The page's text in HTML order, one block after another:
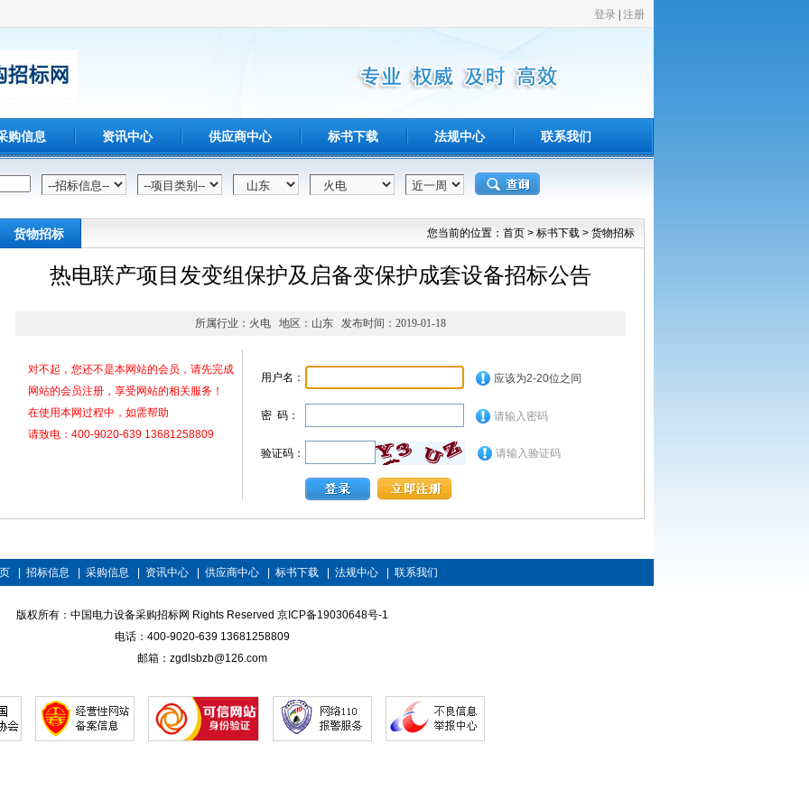
购信息 资讯中心 供应商中心 标书下载 法规中心 联系我们
您当前的位置： 首页 > 标书下载 > 货物招标
货物招标
热电联产项目发变组保护及启备变保护成套设备招标公告
所属行业：火电 地区：山东 发布时间：2019-01-18
对不起，您还不是本网站的会员，请先完成
网站的会员注册，享受网站的相关服务！
在使用本网过程中，如需帮助
请致电：400-9020-639 13681258809
用户名： 应该为2-20位之间
密 码： 请输入密码
验证码： 请输入验证码
招标信息 采购信息 资讯中心 供应商中心 标书下载 法规中心 联系我们
版权所有：中国电力设备采购招标网 Rights Reserved 京ICP备19030648号-1
电话：400-9020-639 13681258809
邮箱：zgdlsbzb@126.com